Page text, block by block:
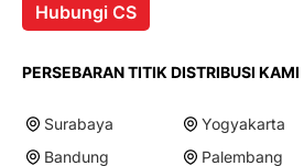
Hubungi CS
PERSEBARAN TITIK DISTRIBUSI KAMI
Surabaya Yogyakarta
Bandung
Palembang